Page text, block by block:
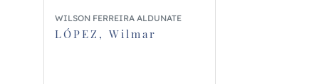
WILSON FERREIRA ALDUNATE
LÓPEZ, Wilmar